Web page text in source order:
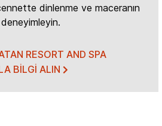
dinlenme ve maceranın
deneyimleyin.
RESORT AND SPA
BILGI ALIN